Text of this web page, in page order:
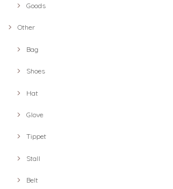
Goods
Other
Bag
Shoes
Hat
Glove
Tippet
Stall
Belt